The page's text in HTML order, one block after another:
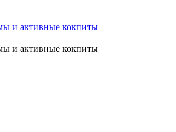
и активные кокпиты
и активные кокпиты